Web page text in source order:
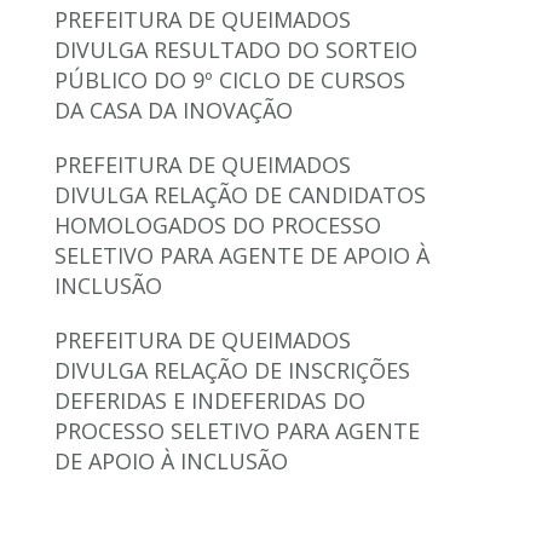
PREFEITURA DE QUEIMADOS
DIVULGA RESULTADO DO SORTEIO
PÚBLICO DO 9º CICLO DE CURSOS
DA CASA DA INOVAÇÃO
PREFEITURA DE QUEIMADOS
DIVULGA RELAÇÃO DE CANDIDATOS
HOMOLOGADOS DO PROCESSO
SELETIVO PARA AGENTE DE APOIO À
INCLUSÃO
PREFEITURA DE QUEIMADOS
DIVULGA RELAÇÃO DE INSCRIÇÕES
DEFERIDAS E INDEFERIDAS DO
PROCESSO SELETIVO PARA AGENTE
DE APOIO À INCLUSÃO